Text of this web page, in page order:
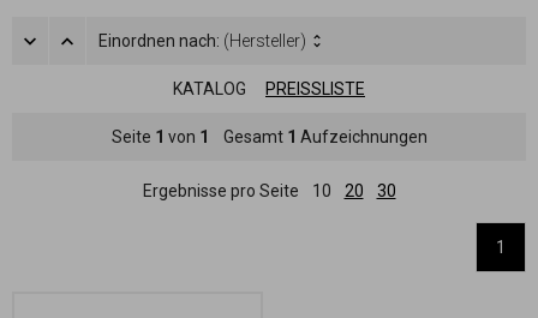
Einordnen nach: (Hersteller)
KATALOG PREISSLISTE
Seite 1 von 1 Gesamt 1 Aufzeichnungen
Ergebnisse pro Seite 10 20 30
1